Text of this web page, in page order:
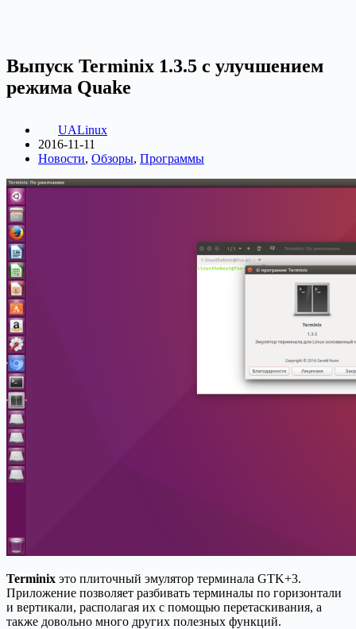
Выпуск Terminix 1.3.5 с улучшением
режима Quake
UALinux
2016-11-11
Новости, Обзоры, Программы
Terminix это плиточный эмулятор терминала GTK+3.
Приложение позволяет разбивать терминалы по горизонтали
и вертикали, располагая их с помощью перетаскивания, а
также довольно много других полезных функций.